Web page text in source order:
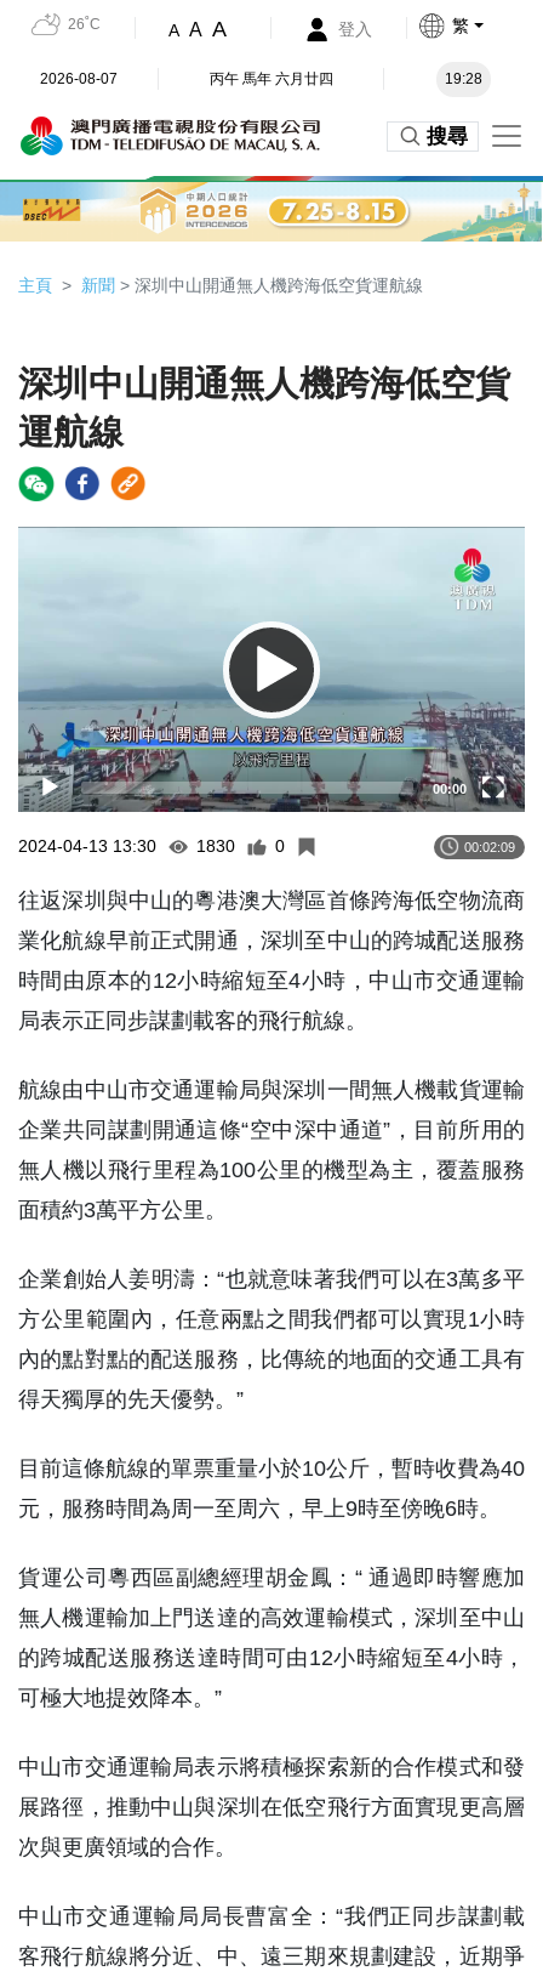
26˚C A A A 登入 繁
2026-08-07 丙午 馬年 六月廿四 19:28
搜尋
主頁 新聞 > 深圳中山開通無人機跨海低空貨運航線
深圳中山開通無人機跨海低空貨
運航線
00:00
2024-04-13 13:30 1830 0 00:02:09
往返深圳與中山的粵港澳大灣區首條跨海低空物流商
業化航線早前正式開通，深圳至中山的跨城配送服務
時間由原本的12小時縮短至4小時，中山市交通運輸
局表示正同步謀劃載客的飛行航線。
航線由中山市交通運輸局與深圳一間無人機載貨運輸
企業共同謀劃開通這條“空中深中通道”，目前所用的
無人機以飛行里程為100公里的機型為主，覆蓋服務
面積約3萬平方公里。
企業創始人姜明濤：“也就意味著我們可以在3萬多平
方公里範圍內，任意兩點之間我們都可以實現1小時
內的點對點的配送服務，比傳統的地面的交通工具有
得天獨厚的先天優勢。”
目前這條航線的單票重量小於10公斤，暫時收費為40
元，服務時間為周一至周六，早上9時至傍晚6時。
貨運公司粵西區副總經理胡金鳳：“ 通過即時響應加
無人機運輸加上門送達的高效運輸模式，深圳至中山
的跨城配送服務送達時間可由12小時縮短至4小時，
可極大地提效降本。”
中山市交通運輸局表示將積極探索新的合作模式和發
展路徑，推動中山與深圳在低空飛行方面實現更高層
次與更廣領域的合作。
中山市交通運輸局局長曹富全：“我們正同步謀劃載
客飛行航線將分近、中、遠三期來規劃建設，近期爭